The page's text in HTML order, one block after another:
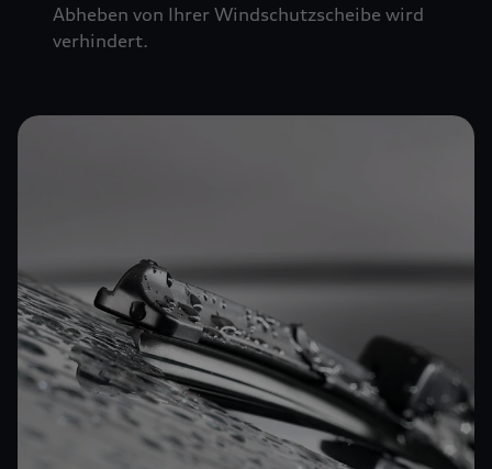
Abheben von Ihrer Windschutzscheibe wird
verhindert.